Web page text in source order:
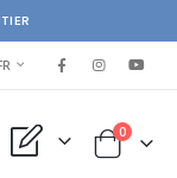
My Quote Cart
0items